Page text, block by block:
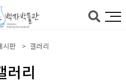
시판 갤러리
러리